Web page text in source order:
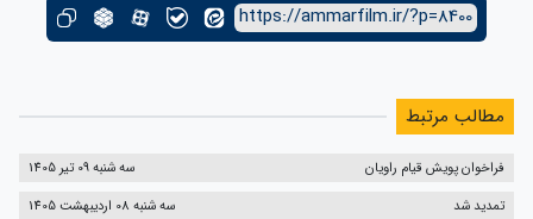
https://ammarfilm.ir/?p=8400
مطالب مرتبط
فراخوان پویش قیام راویان
سه شنبه 09 تیر 1405
تمدید شد
سه شنبه 08 اردیبهشت 1405